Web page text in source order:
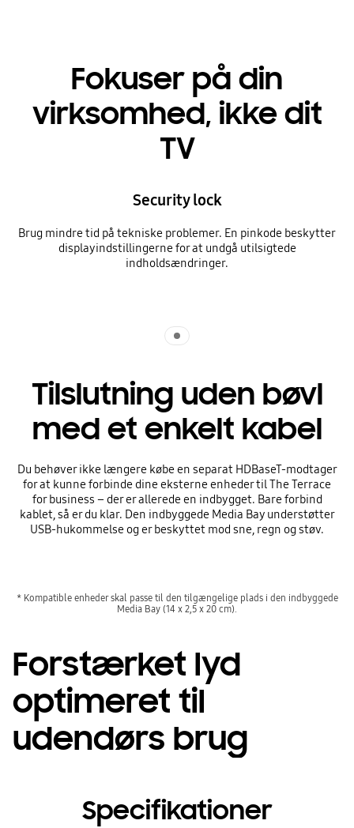
Fokuser på din
virksomhed, ikke dit
TV
Security lock
Brug mindre tid på tekniske problemer. En pinkode beskytter
displayindstillingerne for at undgå utilsigtede
indholdsændringer.
Tilslutning uden bøvl
med et enkelt kabel
Du behøver ikke længere købe en separat HDBaseT-modtager
for at kunne forbinde dine eksterne enheder til The Terrace
for business – der er allerede en indbygget. Bare forbind
kablet, så er du klar. Den indbyggede Media Bay understøtter
USB-hukommelse og er beskyttet mod sne, regn og støv.
* Kompatible enheder skal passe til den tilgængelige plads i den indbyggede
Media Bay (14 x 2,5 x 20 cm).
Forstærket lyd
optimeret til
udendørs brug
Specifikationer